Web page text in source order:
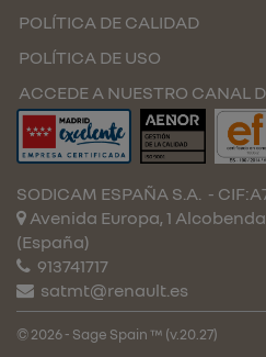
POLÍTICA DE CALIDAD
POLÍTICA DE USO
ACCEDE A NUESTRO CANAL
SODICAM ESPAÑA S.A. -
Avenida Europa, 1
(España)
913741717
satmt@renault.es
© 2026 - Sage Spain ™ (v.20.27)